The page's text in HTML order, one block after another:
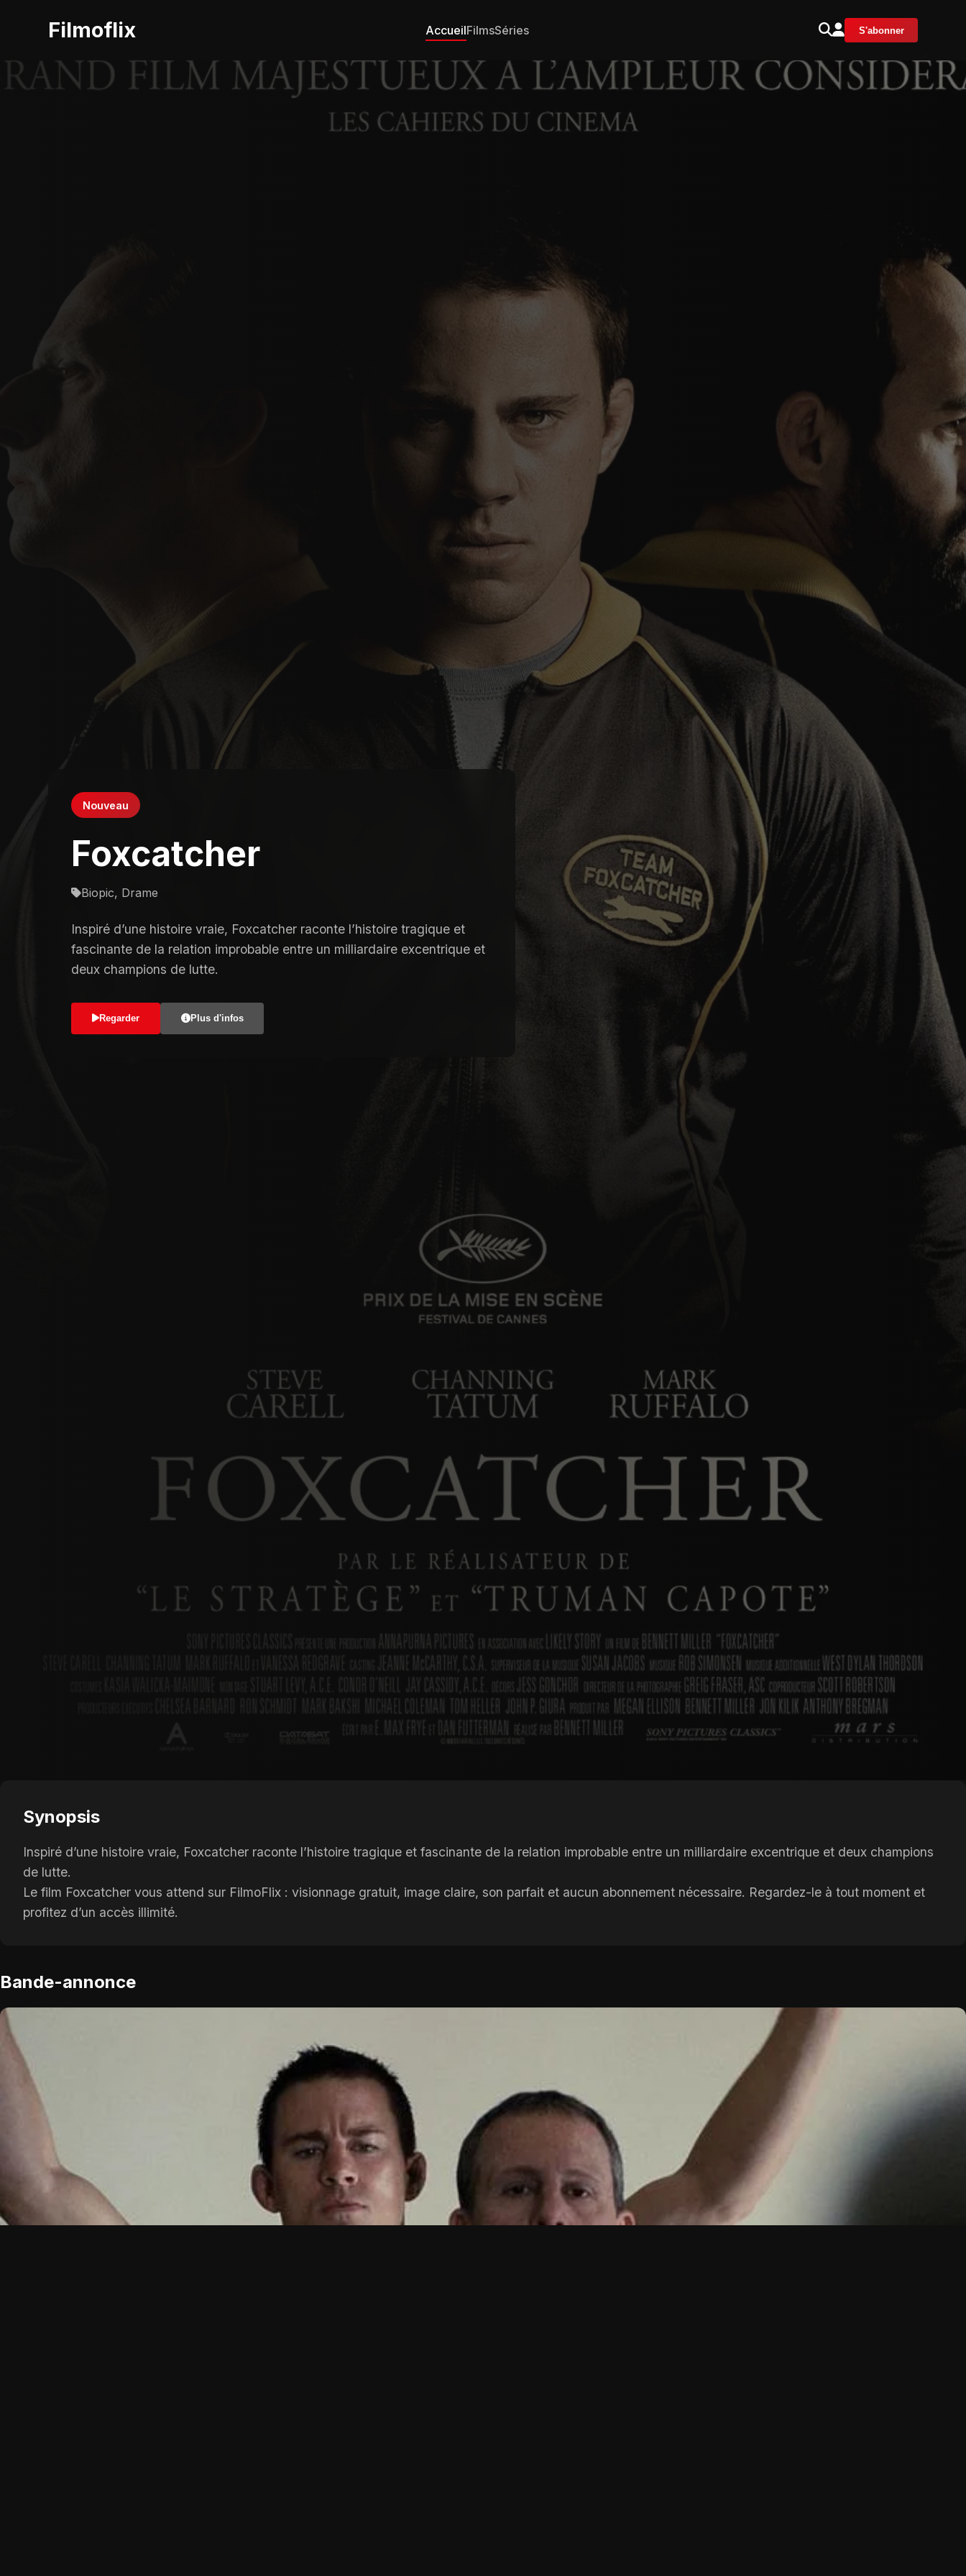
Filmoflix AccueilFilmsSéries S'abonner
Nouveau
Foxcatcher
Biopic, Drame
Inspiré d’une histoire vraie, Foxcatcher raconte l’histoire tragique et
fascinante de la relation improbable entre un milliardaire excentrique et
deux champions de lutte.
Regarder Plus d'infos
Synopsis
Inspiré d’une histoire vraie, Foxcatcher raconte l’histoire tragique et fascinante de la relation improbable entre un milliardaire excentrique et deux champions
de lutte.
Le film Foxcatcher vous attend sur FilmoFlix : visionnage gratuit, image claire, son parfait et aucun abonnement nécessaire. Regardez-le à tout moment et
profitez d’un accès illimité.
Bande-annonce